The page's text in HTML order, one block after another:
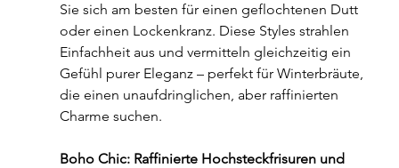
Sie sich am besten für einen geflochtenen Dutt
oder einen Lockenkranz. Diese Styles strahlen
Einfachheit aus und vermitteln gleichzeitig ein
Gefühl purer Eleganz – perfekt für Winterbräute,
die einen unaufdringlichen, aber raffinierten
Charme suchen.
Boho Chic: Raffinierte Hochsteckfrisuren und